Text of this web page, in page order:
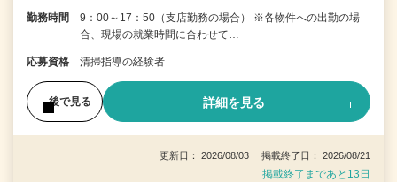
勤務時間
9：00～17：50（支店勤務の場合） ※各物件への出勤の場
合、現場の就業時間に合わせて…
応募資格 清掃指導の経験者
後で見る 詳細を見る
更新日： 2026/08/03 掲載終了日： 2026/08/21
掲載終了まであと13日